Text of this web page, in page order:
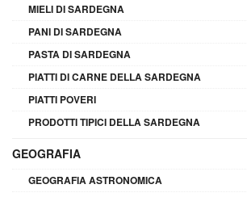
MIELI DI SARDEGNA
PANI DI SARDEGNA
PASTA DI SARDEGNA
PIATTI DI CARNE DELLA SARDEGNA
PIATTI POVERI
PRODOTTI TIPICI DELLA SARDEGNA
GEOGRAFIA
GEOGRAFIA ASTRONOMICA